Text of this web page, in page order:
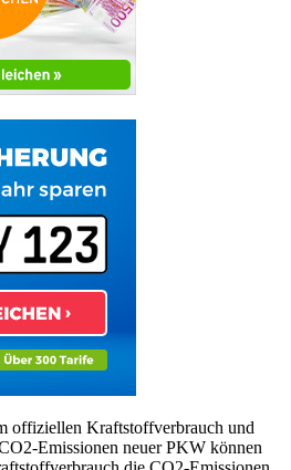
offiziellen Kraftstoffverbrauch und
Emissionen neuer PKW können